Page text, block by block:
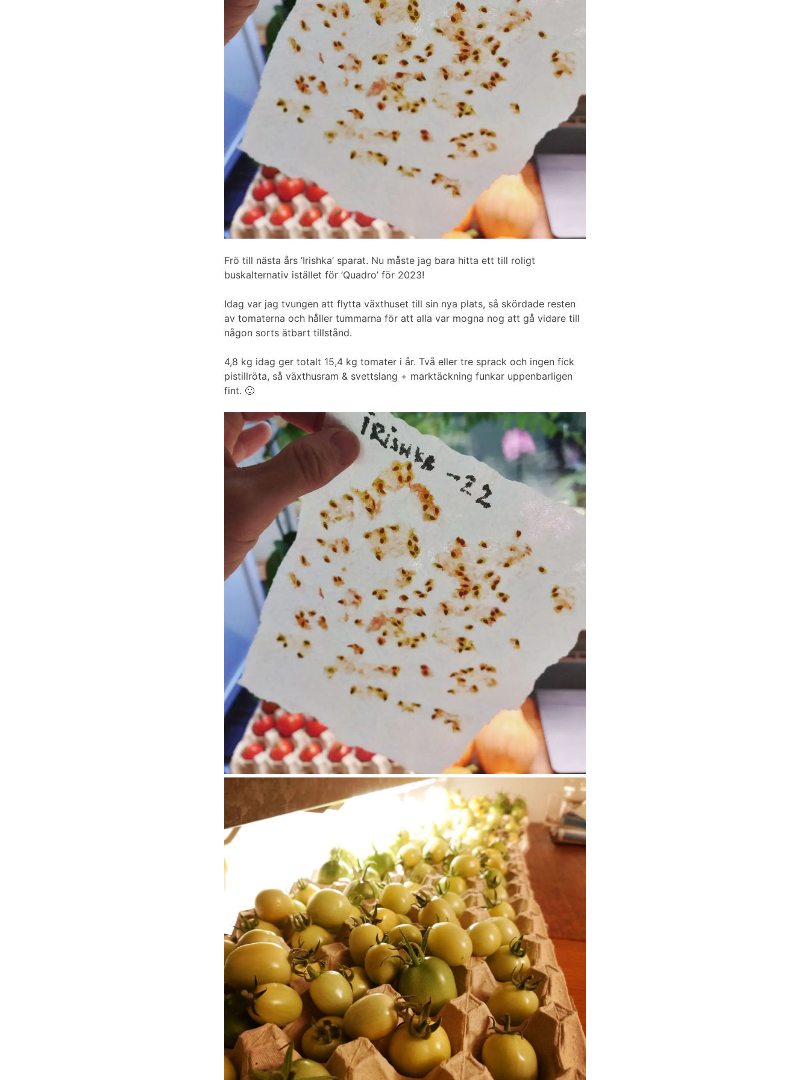
Frö till nästa års ’Irishka’ sparat. Nu måste jag bara hitta ett till roligt
buskalternativ istället för ’Quadro’ för 2023!
Idag var jag tvungen att flytta växthuset till sin nya plats, så skördade resten
av tomaterna och håller tummarna för att alla var mogna nog att gå vidare till
någon sorts ätbart tillstånd.
4,8 kg idag ger totalt 15,4 kg tomater i år. Två eller tre sprack och ingen fick
pistillröta, så växthusram & svettslang + marktäckning funkar uppenbarligen
fint. 🙂